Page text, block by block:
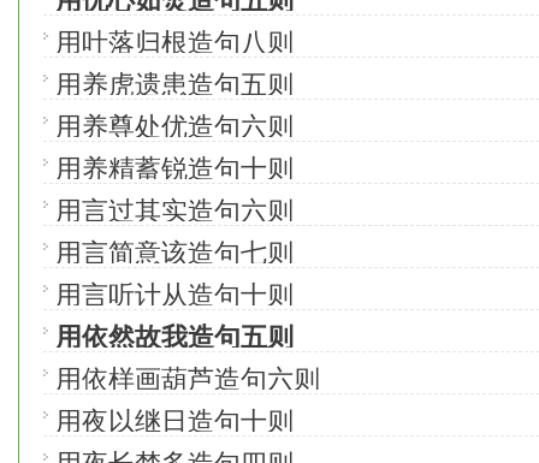
用叶落归根造句八则
用养虎遗患造句五则
用养尊处优造句六则
用养精蓄锐造句十则
用言过其实造句六则
用言简意该造句七则
用言听计从造句十则
用依然故我造句五则
用依样画葫芦造句六则
用夜以继日造句十则